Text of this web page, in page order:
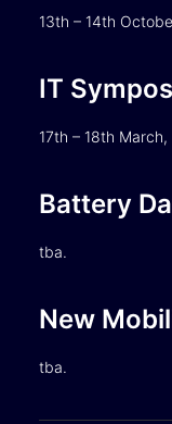
13th – 14th
IT
17th – 18th
Battery
tba.
New
tba.